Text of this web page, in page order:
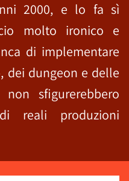
2000, e lo fa sì
molto ironico e
di implementare
dei dungeon e delle
sfigurerebbero
reali produzioni